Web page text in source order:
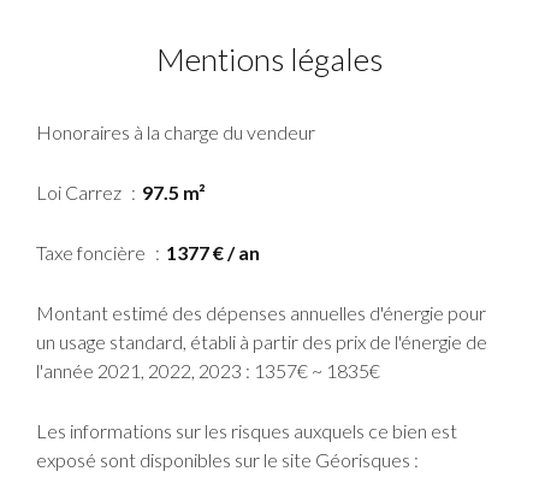
Mentions légales
Honoraires à la charge du vendeur
Loi Carrez 97.5 m²
Taxe foncière 1377 € / an
Montant estimé des dépenses annuelles d'énergie pour
un usage standard, établi à partir des prix de l'énergie de
l'année 2021, 2022, 2023 : 1357€ ~ 1835€
Les informations sur les risques auxquels ce bien est
exposé sont disponibles sur le site Géorisques :